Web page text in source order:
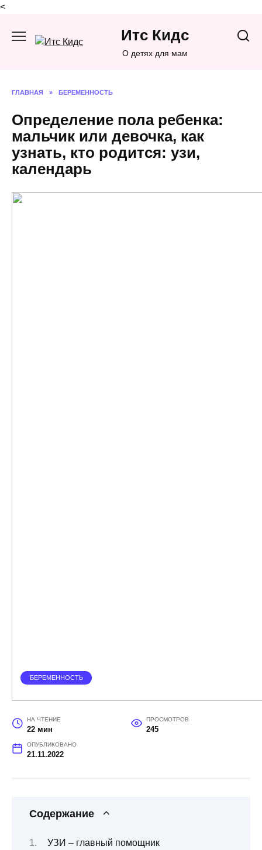
<
содержанию
Итс Кидс
О детях для мам
ГЛАВНАЯ » БЕРЕМЕННОСТЬ
Определение пола ребенка:
мальчик или девочка, как
узнать, кто родится: узи,
календарь
БЕРЕМЕННОСТЬ
НА ЧТЕНИЕ
22 мин
ПРОСМОТРОВ
245
ОПУБЛИКОВАНО
21.11.2022
Содержание
УЗИ – главный помощник